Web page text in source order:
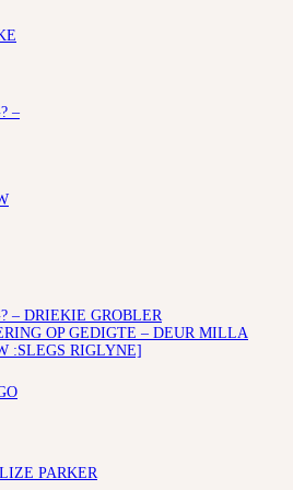
–
– DRIEKIE GROBLER
OP GEDIGTE – DEUR MILLA
:SLEGS RIGLYNE]
PARKER